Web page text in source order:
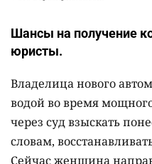
Шансы на получение
юристы.
Владелица нового
водой во время
через суд взыскать
словам,
Сейчас женщина